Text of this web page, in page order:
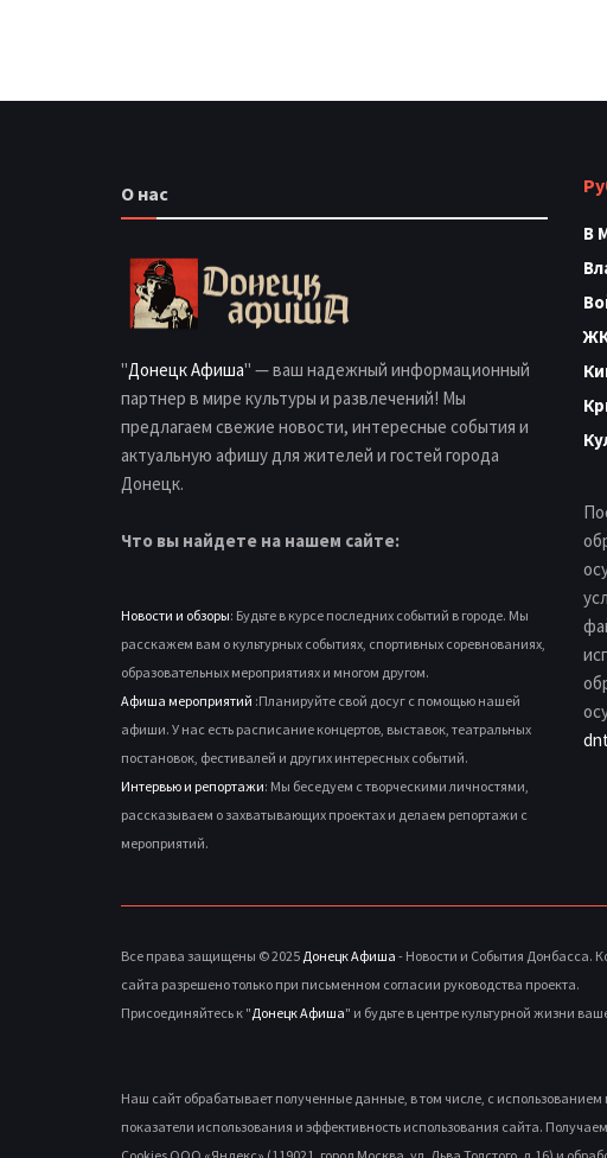
О нас
"Донецк Афиша" — ваш надежный информационный
партнер в мире культуры и развлечений! Мы
предлагаем свежие новости, интересные события и
актуальную афишу для жителей и гостей города
Донецк.
Что вы найдете на нашем сайте:
Новости и обзоры: Будьте в курсе последних событий в городе. Мы
расскажем вам о культурных событиях, спортивных соревнованиях,
образовательных мероприятиях и многом другом.
Афиша мероприятий :Планируйте свой досуг с помощью нашей
афиши. У нас есть расписание концертов, выставок, театральных
постановок, фестивалей и других интересных событий.
Интервью и репортажи: Мы беседуем с творческими личностями,
рассказываем о захватывающих проектах и делаем репортажи с
мероприятий.
В
Все права защищены © 2025 Донецк Афиша - Новости и События Донбасса.
сайта разрешено только при письменном согласии руководства проекта.
Присоединяйтесь к "Донецк Афиша" и будьте в центре культурной жизни
Наш сайт обрабатывает полученные данные, в том числе, с
показатели использования и эффективность использования сайта.